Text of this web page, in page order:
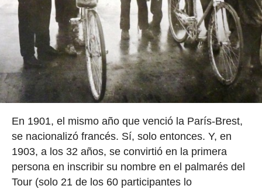
En 1901, el mismo año que venció la París-Brest,
se nacionalizó francés. Sí, solo entonces. Y, en
1903, a los 32 años, se convirtió en la primera
persona en inscribir su nombre en el palmarés del
Tour (solo 21 de los 60 participantes lo